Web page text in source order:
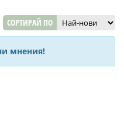
СОРТИРАЙ ПО
мнения!